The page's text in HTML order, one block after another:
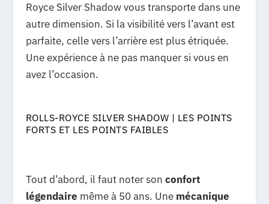
Royce Silver Shadow vous transporte dans une
autre dimension. Si la visibilité vers l’avant est
parfaite, celle vers l’arrière est plus étriquée.
Une expérience à ne pas manquer si vous en
avez l’occasion.
ROLLS-ROYCE SILVER SHADOW | LES POINTS
FORTS ET LES POINTS FAIBLES
Tout d’abord, il faut noter son confort
légendaire même à 50 ans. Une mécanique